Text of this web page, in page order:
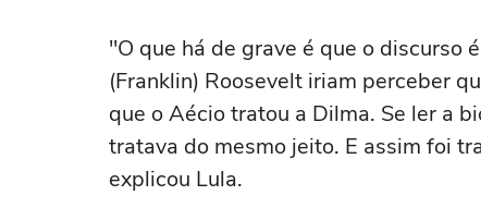
"O que há de grave é que o discurso
(Franklin) Roosevelt iriam perceber
que o Aécio tratou a Dilma. Se ler a
tratava do mesmo jeito. E assim foi
explicou Lula.